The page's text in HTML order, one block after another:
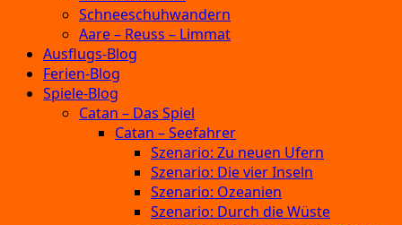
Schneeschuhwandern
Aare – Reuss – Limmat
Ausflugs-Blog
Ferien-Blog
Spiele-Blog
Catan – Das Spiel
Catan – Seefahrer
Szenario: Zu neuen Ufern
Szenario: Die vier Inseln
Szenario: Ozeanien
Szenario: Durch die Wüste